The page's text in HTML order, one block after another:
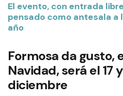
El evento, con entrada
pensado como antesala a
año
Formosa da gusto,
Navidad, será el 17
diciembre